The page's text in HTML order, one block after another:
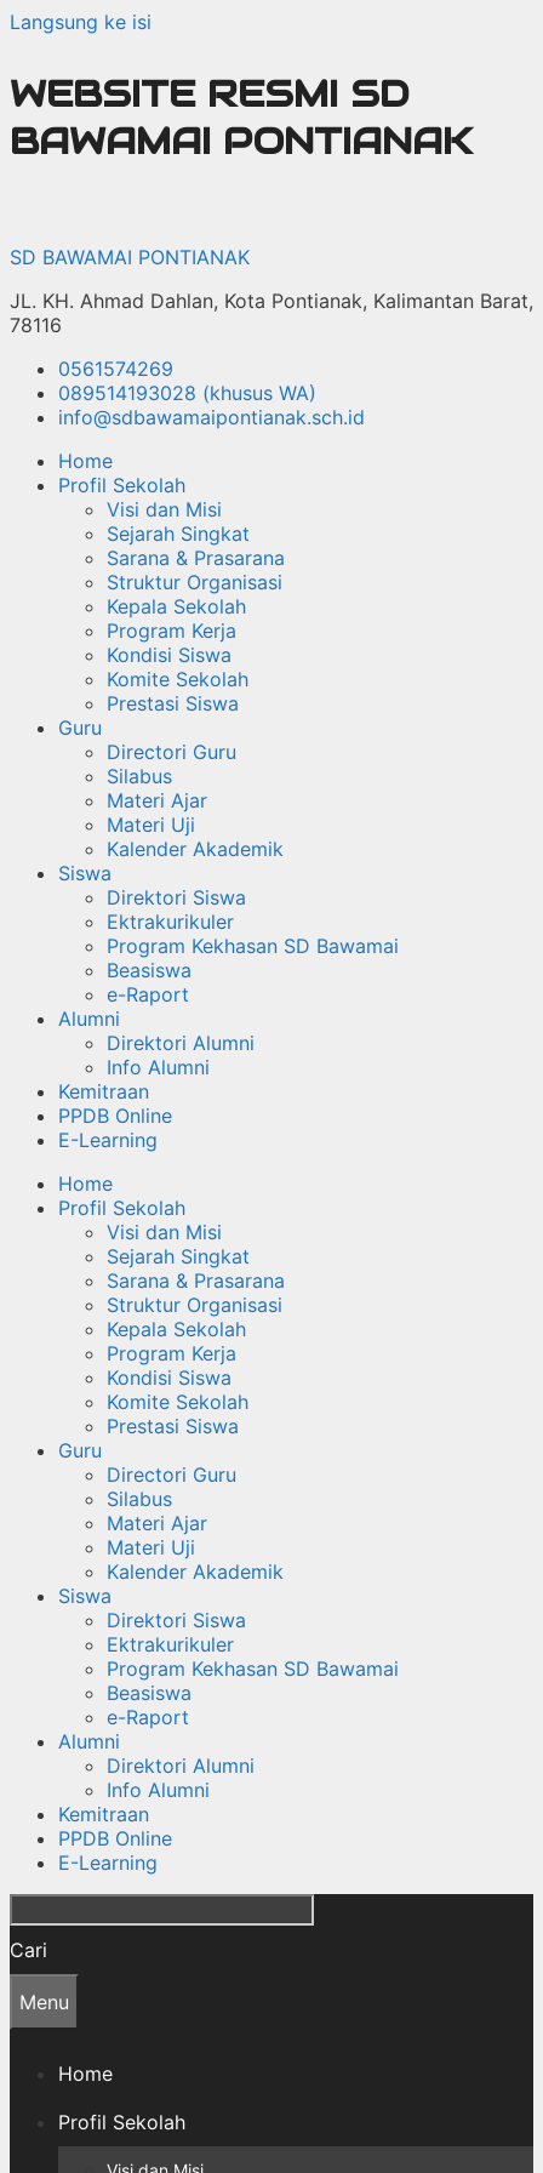
Langsung ke isi
WEBSITE RESMI SD
BAWAMAI PONTIANAK
SD BAWAMAI PONTIANAK
JL. KH. Ahmad Dahlan, Kota Pontianak, Kalimantan Barat,
78116
0561574269
089514193028 (khusus WA)
info@sdbawamaipontianak.sch.id
Home
Profil Sekolah
Visi dan Misi
Sejarah Singkat
Sarana & Prasarana
Struktur Organisasi
Kepala Sekolah
Program Kerja
Kondisi Siswa
Komite Sekolah
Prestasi Siswa
Guru
Directori Guru
Silabus
Materi Ajar
Materi Uji
Kalender Akademik
Siswa
Direktori Siswa
Ektrakurikuler
Program Kekhasan SD Bawamai
Beasiswa
e-Raport
Alumni
Direktori Alumni
Info Alumni
Kemitraan
PPDB Online
E-Learning
Home
Profil Sekolah
Visi dan Misi
Sejarah Singkat
Sarana & Prasarana
Struktur Organisasi
Kepala Sekolah
Program Kerja
Kondisi Siswa
Komite Sekolah
Prestasi Siswa
Guru
Directori Guru
Silabus
Materi Ajar
Materi Uji
Kalender Akademik
Siswa
Direktori Siswa
Ektrakurikuler
Program Kekhasan SD Bawamai
Beasiswa
e-Raport
Alumni
Direktori Alumni
Info Alumni
Kemitraan
PPDB Online
E-Learning
Cari
Menu
Home
Profil Sekolah